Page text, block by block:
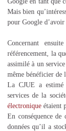
Mais bien
pour Google d’avoir
Concernant
référencement, la
assimilé à un
même bénéficier de
La CJUE a estimé
services de la
électronique étaient
En conséquence
données qu’il a